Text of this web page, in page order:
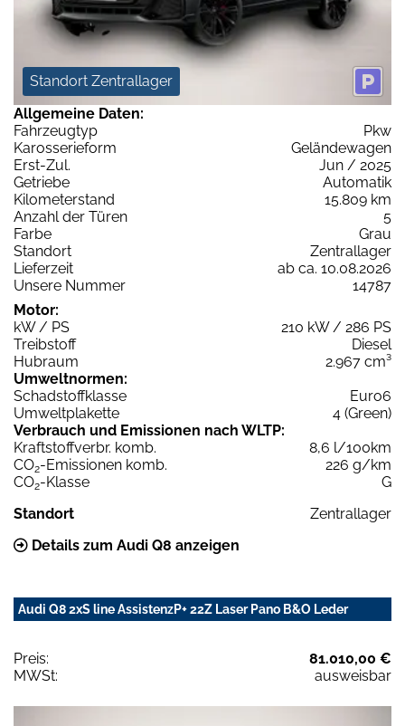
Standort Zentrallager
Allgemeine Daten:
Fahrzeugtyp
Pkw
Karosserieform
Geländewagen
Erst-Zul.
Jun / 2025
Getriebe
Automatik
Kilometerstand
15.809 km
Anzahl der Türen
5
Farbe
Grau
Standort
Zentrallager
Lieferzeit
ab ca. 10.08.2026
Unsere Nummer
14787
Motor:
kW / PS
210 kW / 286 PS
Treibstoff
Diesel
Hubraum
2.967 cm³
Umweltnormen:
Schadstoffklasse
Euro6
Umweltplakette
4 (Green)
Verbrauch und Emissionen nach WLTP:
Kraftstoffverbr. komb.
8,6 l/100km
CO2-Emissionen komb.
226 g/km
CO2-Klasse
G
Standort
Zentrallager
Details zum Audi Q8 anzeigen
Audi Q8 2xS line AssistenzP+ 22Z Laser Pano B&O Leder
Preis:
81.010,00 €
MWSt:
ausweisbar